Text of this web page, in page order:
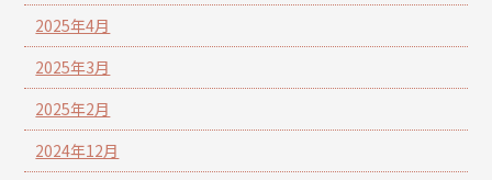
2025年4月
2025年3月
2025年2月
2024年12月